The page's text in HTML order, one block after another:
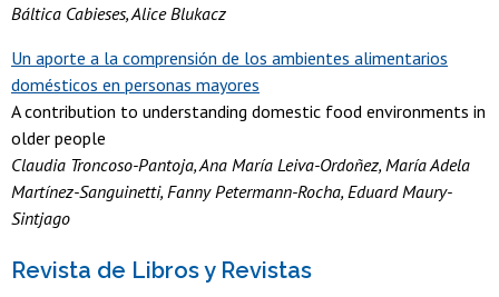
Báltica Cabieses, Alice Blukacz
Un aporte a la comprensión de los ambientes alimentarios
domésticos en personas mayores
A contribution to understanding domestic food environments in
older people
Claudia Troncoso-Pantoja, Ana María Leiva-Ordoñez, María Adela
Martínez-Sanguinetti, Fanny Petermann-Rocha, Eduard Maury-
Sintjago
Revista de Libros y Revistas